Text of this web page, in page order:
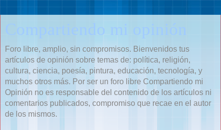
Compartiendo mi opinión
Foro libre, amplio, sin compromisos. Bienvenidos tus
artículos de opinión sobre temas de: política, religión,
cultura, ciencia, poesía, pintura, educación, tecnología, y
muchos otros más. Por ser un foro libre Compartiendo mi
Opinión no es responsable del contenido de los artículos ni
comentarios publicados, compromiso que recae en el autor
de los mismos.